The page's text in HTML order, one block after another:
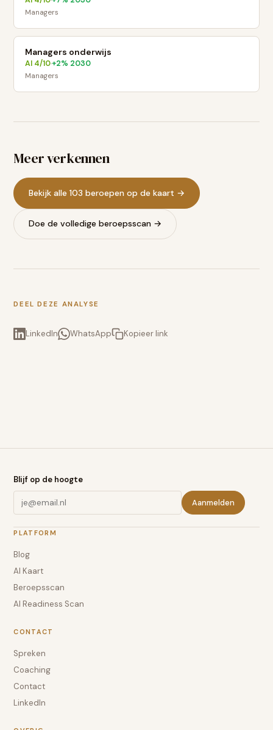
Managers
Managers onderwijs
AI 4/10·+2% 2030
Managers
Meer verkennen
Bekijk alle 103 beroepen op de kaart →
Doe de volledige beroepsscan →
DEEL DEZE ANALYSE
LinkedIn WhatsApp Kopieer link
Blijf op de hoogte
Aanmelden
PLATFORM
Blog
AI Kaart
Beroepsscan
AI Readiness Scan
CONTACT
Spreken
Coaching
Contact
LinkedIn